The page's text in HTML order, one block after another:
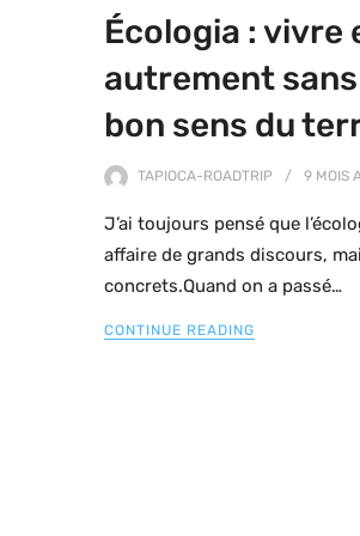
Écologia :
autrement
bon sens du
TAPIOCA-ROADTRIP 9 MOIS
J’ai toujours pensé que
affaire de grands discours,
concrets.Quand on a passé…
CONTINUE READING